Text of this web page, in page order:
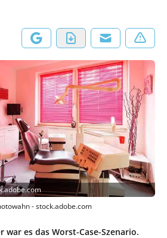
- stock.adobe.com
war es das Worst-Case-Szenario.